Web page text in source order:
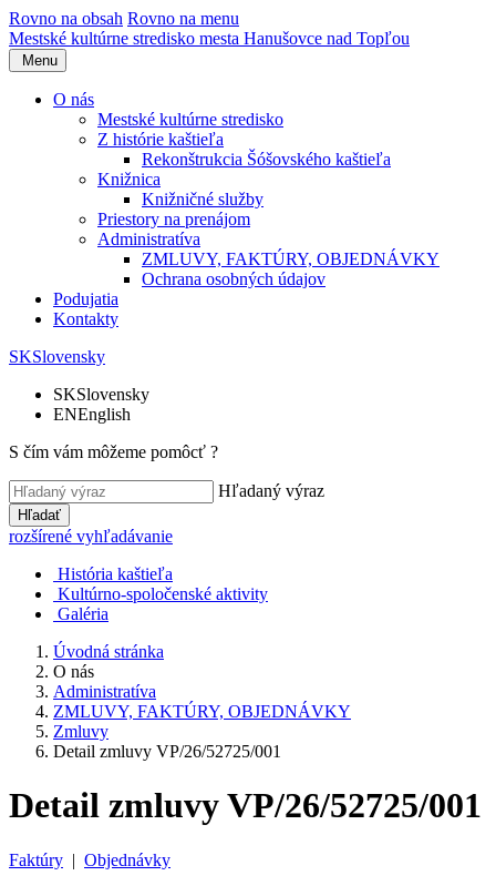
Rovno na obsah Rovno na menu
Mestské kultúrne stredisko mesta Hanušovce nad Topľou
Menu
O nás
Mestské kultúrne stredisko
Z histórie kaštieľa
Rekonštrukcia Šóšovského kaštieľa
Knižnica
Knižničné služby
Priestory na prenájom
Administratíva
ZMLUVY, FAKTÚRY, OBJEDNÁVKY
Ochrana osobných údajov
Podujatia
Kontakty
SKSlovensky
SKSlovensky
ENEnglish
S čím vám môžeme pomôcť ?
Hľadaný výraz
Hľadať
rozšírené vyhľadávanie
História kaštieľa
Kultúrno-spoločenské aktivity
Galéria
Úvodná stránka
O nás
Administratíva
ZMLUVY, FAKTÚRY, OBJEDNÁVKY
Zmluvy
Detail zmluvy VP/26/52725/001
Detail zmluvy VP/26/52725/001
Faktúry | Objednávky